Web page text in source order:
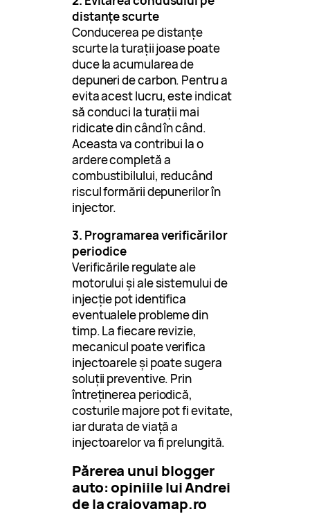
distanțe scurte
Conducerea pe distanțe
scurte la turații joase poate
duce la acumularea de
depuneri de carbon. Pentru a
evita acest lucru, este indicat
să conduci la turații mai
ridicate din când în când.
Aceasta va contribui la o
ardere completă a
combustibilului, reducând
riscul formării depunerilor în
injector.
3. Programarea verificărilor
periodice
Verificările regulate ale
motorului și ale sistemului de
injecție pot identifica
eventualele probleme din
timp. La fiecare revizie,
mecanicul poate verifica
injectoarele și poate sugera
soluții preventive. Prin
întreținerea periodică,
costurile majore pot fi evitate,
iar durata de viață a
injectoarelor va fi prelungită.
Părerea unui blogger
auto: opiniile lui Andrei
de la craiovamap.ro